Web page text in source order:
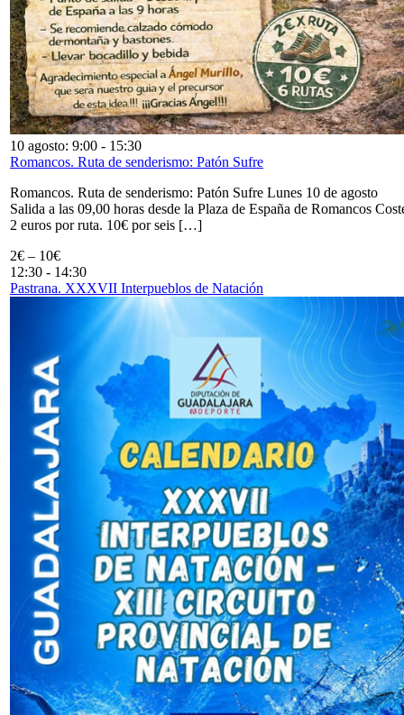
10 agosto: 9:00 - 15:30
Romancos. Ruta de senderismo: Patón Sufre
Romancos. Ruta de senderismo: Patón Sufre Lunes 10 de agosto
Salida a las 09,00 horas desde la Plaza de España de Romancos
2 euros por ruta. 10€ por seis […]
2€ – 10€
12:30 - 14:30
Pastrana. XXXVII Interpueblos de Natación